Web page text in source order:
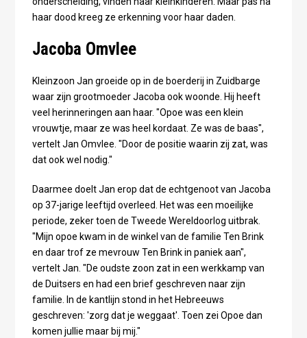
haar dood kreeg ze erkenning voor haar daden.
Jacoba Omvlee
Kleinzoon Jan groeide op in de boerderij in Zuidbarge
waar zijn grootmoeder Jacoba ook woonde. Hij heeft
veel herinneringen aan haar. "Opoe was een klein
vrouwtje, maar ze was heel kordaat. Ze was de baas",
vertelt Jan Omvlee. "Door de positie waarin zij zat, was
dat ook wel nodig."
Daarmee doelt Jan erop dat de echtgenoot van Jacoba
op 37-jarige leeftijd overleed. Het was een moeilijke
periode, zeker toen de Tweede Wereldoorlog uitbrak.
"Mijn opoe kwam in de winkel van de familie Ten Brink
en daar trof ze mevrouw Ten Brink in paniek aan",
vertelt Jan. "De oudste zoon zat in een werkkamp van
de Duitsers en had een brief geschreven naar zijn
familie. In de kantlijn stond in het Hebreeuws
geschreven: 'zorg dat je weggaat'. Toen zei Opoe dan
komen jullie maar bij mij."